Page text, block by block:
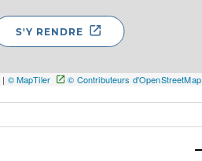
| © MapTiler © Contributeurs d'OpenStreetMap
S'Y RENDRE